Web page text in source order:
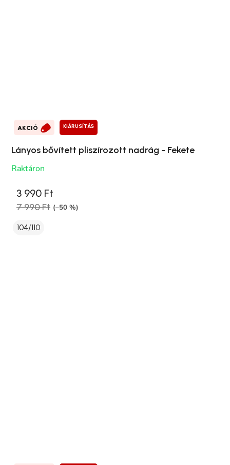
AKCIÓ KIÁRUSÍTÁS
Lányos bővített pliszírozott nadrág - Fekete
Raktáron
3 990 Ft
7 990 Ft (–50 %)
104/110